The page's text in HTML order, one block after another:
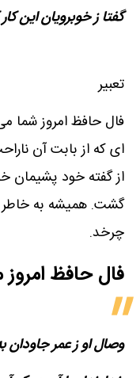
گفتا ز خوبرویان این
تعبیر
فال حافظ امروز شما
ای که از بابت آن
از گفته خود پشیمان
گشت. همیشه به خاطر
چرخد.
فال حافظ امروز
وصال او ز عمر جاودان